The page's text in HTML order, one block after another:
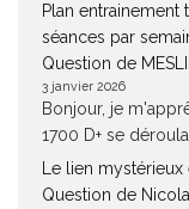
Plan entrainement
séances par
Question de
3 janvier 2026
Bonjour, je
1700 D+ se
Le lien
Question de